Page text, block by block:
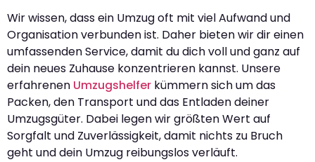
Wir wissen, dass ein Umzug oft mit viel Aufwand und
Organisation verbunden ist. Daher bieten wir dir einen
umfassenden Service, damit du dich voll und ganz auf
dein neues Zuhause konzentrieren kannst. Unsere
erfahrenen Umzugshelfer kümmern sich um das
Packen, den Transport und das Entladen deiner
Umzugsgüter. Dabei legen wir größten Wert auf
Sorgfalt und Zuverlässigkeit, damit nichts zu Bruch
geht und dein Umzug reibungslos verläuft.